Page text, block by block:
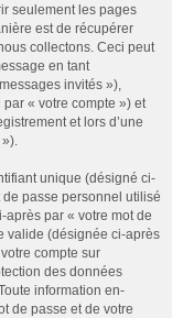
seulement les pages
est de récupérer
collectons. Ceci peut
en tant
invités »),
« votre compte ») et
et lors d’une
unique (désigné ci-
de passe personnel utilisé
par « votre mot de
valide (désignée ci-après
compte sur
des données
information en-
de passe et de votre